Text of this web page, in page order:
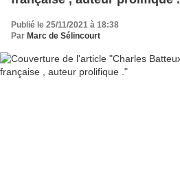
Publié le 25/11/2021 à 18:38
Par Marc de Sélincourt